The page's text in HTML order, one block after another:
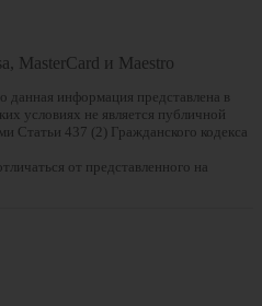
MasterCard и Maestro
информация представлена в
условиях не является публичной
Статьи 437 (2) Гражданского кодекса
от представленного на